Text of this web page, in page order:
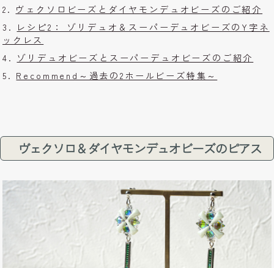
ヴェクソロビーズとダイヤモンデュオビーズのご紹介
レシピ2： ゾリデュオ＆スーパーデュオビーズのY字ネ
ックレス
ゾリデュオビーズとスーパーデュオビーズのご紹介
Recommend～過去の2ホールビーズ特集～
ヴェクソロ＆ダイヤモンデュオビーズのピアス